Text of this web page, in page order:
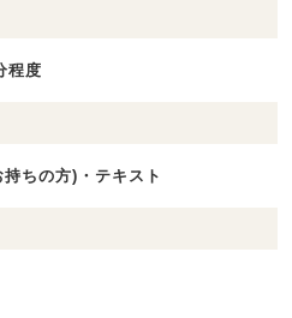
程度
ちの方)・テキスト